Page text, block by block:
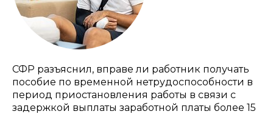
СФР разъяснил, вправе ли работник получать
пособие по временной нетрудоспособности в
период приостановления работы в связи с
задержкой выплаты заработной платы более 15